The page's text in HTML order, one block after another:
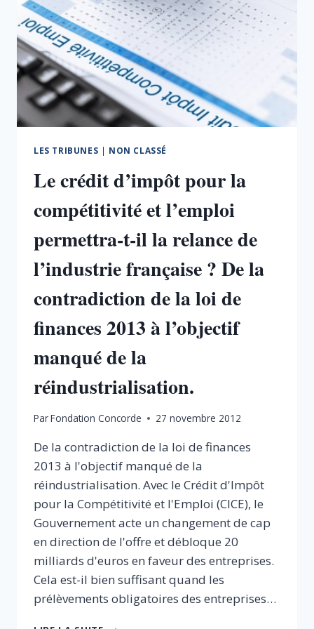
LES TRIBUNES | NON CLASSÉ
Le crédit d’impôt pour la
compétitivité et l’emploi
permettra-t-il la relance de
l’industrie française ? De la
contradiction de la loi de
finances 2013 à l’objectif
manqué de la
réindustrialisation.
ParFondation Concorde 27 novembre 2012
De la contradiction de la loi de finances
2013 à l'objectif manqué de la
réindustrialisation. Avec le Crédit d'Impôt
pour la Compétitivité et l'Emploi (CICE), le
Gouvernement acte un changement de cap
en direction de l'offre et débloque 20
milliards d'euros en faveur des entreprises.
Cela est-il bien suffisant quand les
prélèvements obligatoires des entreprises…